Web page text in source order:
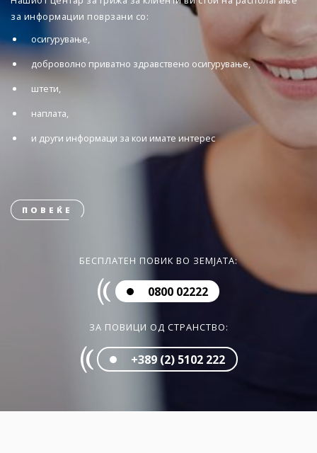
за информации поврзани со:
осигурување,
доброволно приватно здравствено осигурување,
штети,
наплата,
и други информаци за кои имате интерес
ПОВЕЌЕ
БЕСПЛАТЕН ПОВИК ВО ЗЕМЈАТА:
0800 02222
ЗА ПОВИЦИ ОД СТРАНСТВО:
+389 (2) 5102 222